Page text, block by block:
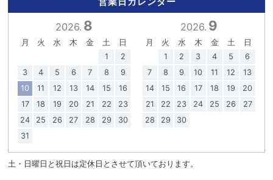
2026. 8
月 火 水 木 金 土
日
1
2
3
4 5 6 7 8
9
10
11 12 13 14 15
16
17
18 19 20 21 22
23
24
25 26 27 28 29
30
31
2026. 9
月 火 水 木 金 土
日
1
2 3 4 5
6
7
8 9 10 11 12
13
14
15 16 17 18 19
20
21
22 23 24 25 26
27
28
29 30
土・日曜日と祝日は定休日とさせて頂いております。